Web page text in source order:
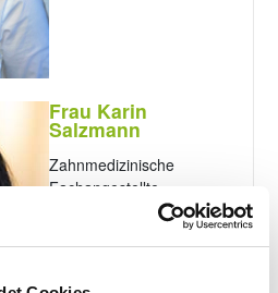
Frau Karin
Salzmann
Zahnmedizinische
Fachangestellte